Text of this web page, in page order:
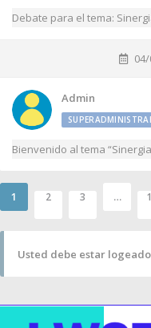
Debate para el tema:
Admin
Bienvenido al tema
1 2 3 …
Usted debe estar